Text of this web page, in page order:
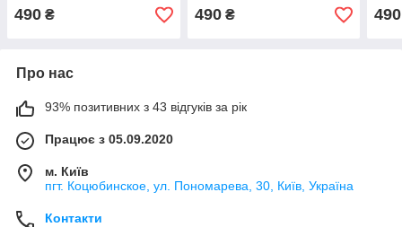
490 ₴ 490₴ 490
Про нас
93% позитивних з 43 відгуків за рік
Працює з 05.09.2020
м. Київ
пгт. Коцюбинское, ул. Пономарева, 30, Київ, Україна
Контакти